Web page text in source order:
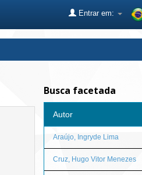
Entrar em:
Busca facetada
Autor
Araújo, Ingryde Lima
Cruz, Hugo Vitor Menezes